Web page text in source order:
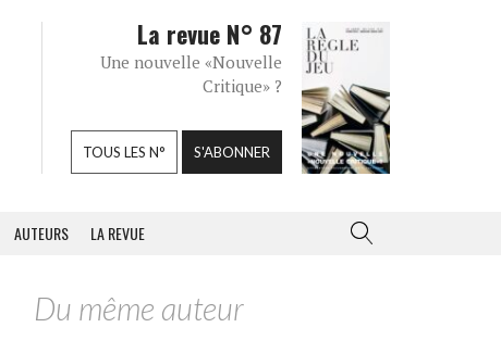
La revue N° 87
Une nouvelle «Nouvelle
Critique» ?
TOUS LES N° S'ABONNER
AUTEURS LA REVUE
Du même auteur